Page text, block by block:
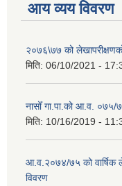
आय व्यय विवरण
२०७६\७७ को
मिति: 06/10/2021 -
नासोँ गा.पा.को आ.व. ०७५/
मिति: 10/16/2019 -
आ.व.२०७४/७५ को वार्षिक
विवरण